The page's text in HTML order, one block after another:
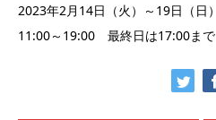
2023年2月14日（火）～19日（日）
11:00～19:00 最終日は17:00まで